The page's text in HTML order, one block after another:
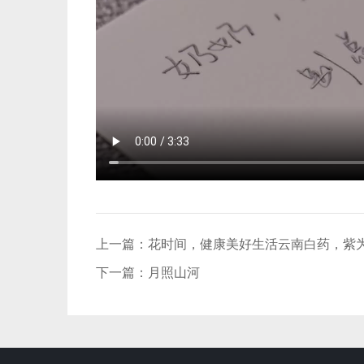
上一篇： 花时间，健康美好生活云南白药，紫
下一篇： 月照山河